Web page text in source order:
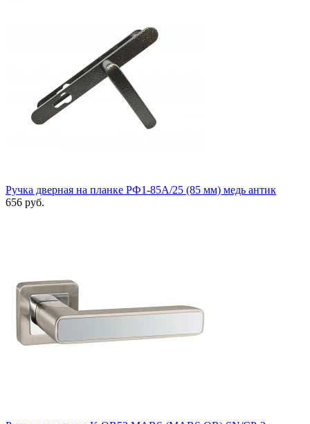
Ручка дверная на планке РФ1-85А/25 (85 мм) медь антик
656 руб.